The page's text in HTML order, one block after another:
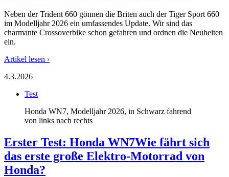
Neben der Trident 660 gönnen die Briten auch der Tiger Sport 660
im Modelljahr 2026 ein umfassendes Update. Wir sind das
charmante Crossoverbike schon gefahren und ordnen die Neuheiten
ein.
Artikel lesen ›
4.3.2026
Test
Honda WN7, Modelljahr 2026, in Schwarz fahrend
von links nach rechts
Erster Test: Honda WN7Wie fährt sich
das erste große Elektro-Motorrad von
Honda?